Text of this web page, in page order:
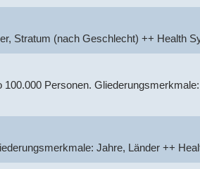
Stratum (nach Geschlecht) ++ Health
100.000 Personen.
Jahre, Länder ++